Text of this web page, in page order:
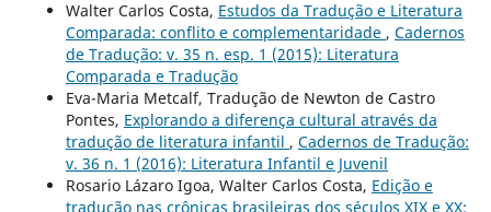
Walter Carlos Costa, Estudos da Tradução e Literatura
Comparada: conflito e complementaridade , Cadernos
de Tradução: v. 35 n. esp. 1 (2015): Literatura
Comparada e Tradução
Eva-Maria Metcalf, Tradução de Newton de Castro
Pontes, Explorando a diferença cultural através da
tradução de literatura infantil , Cadernos de Tradução:
v. 36 n. 1 (2016): Literatura Infantil e Juvenil
Rosario Lázaro Igoa, Walter Carlos Costa, Edição e
tradução nas crônicas brasileiras dos séculos XIX e XX: